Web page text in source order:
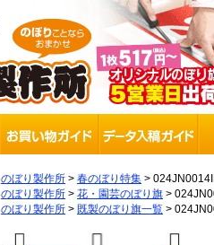
のぼり製作所 > 春のぼり特集 >
のぼり製作所 > 花・園芸のぼり旗 >
のぼり製作所 > 既製のぼり旗一覧 >